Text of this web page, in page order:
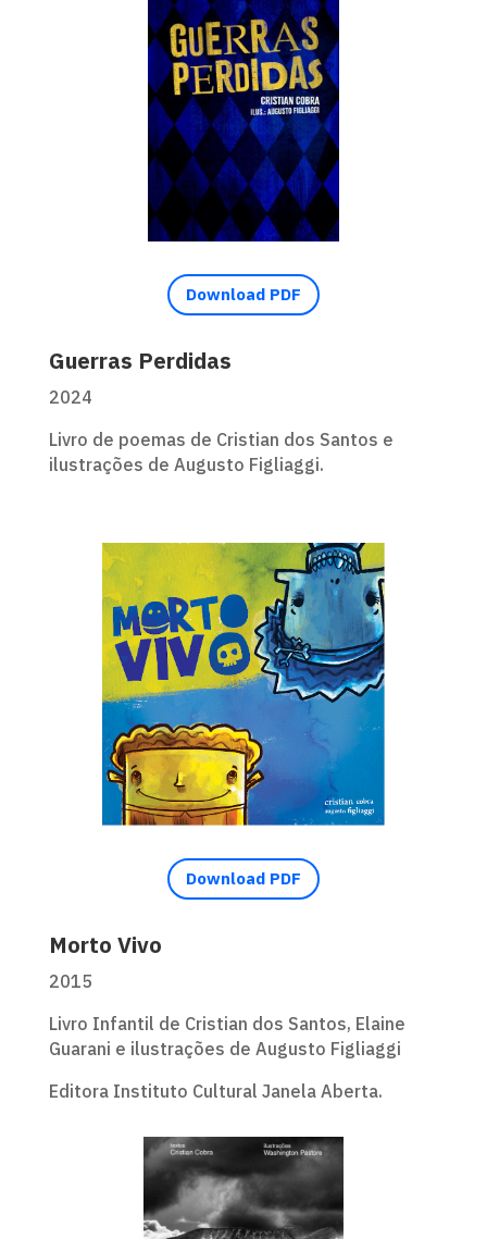
Download PDF
Guerras Perdidas
2024
Livro de poemas de Cristian dos Santos e
ilustrações de Augusto Figliaggi.
Download PDF
Morto Vivo
2015
Livro Infantil de Cristian dos Santos, Elaine
Guarani e ilustrações de Augusto Figliaggi
Editora Instituto Cultural Janela Aberta.